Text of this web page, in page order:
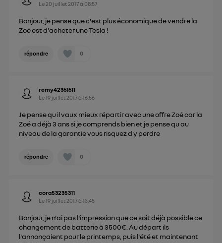
Le 20 juillet 2017à 08:57
Bonjour, je pense que c'est plus économique de vendre la
Zoé est d'acheter une Tesla !
répondre 0
remy42361611
Le19 juillet 2017à16:56
Je pense qu il vaux mieux répartir avec une offre Zoé car la
Zoé a déjà 3 ans si je comprends bien et je pense qu au
niveau de la garantie vous risquez d y perdre
répondre 0
cora53235311
Le19 juillet 2017à13:45
Bonjour, je n'ai pas l'impression que ce soit déjà possible ce
changement de batterie à 3500€. Au départ ils
l'annonçaient pour le printemps, puis l'été et maintenant
personnelles d'Utiq